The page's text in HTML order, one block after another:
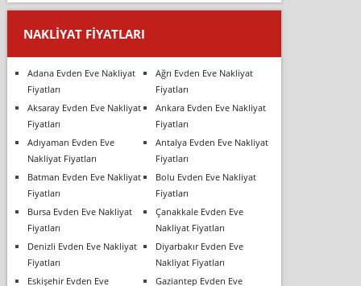
NAKLIYAT FIYATLARI
Adana Evden Eve Nakliyat
Fiyatları
Ağrı Evden Eve Nakliyat
Fiyatları
Aksaray Evden Eve Nakliyat
Fiyatları
Ankara Evden Eve Nakliyat
Fiyatları
Adıyaman Evden Eve
Nakliyat Fiyatları
Antalya Evden Eve Nakliyat
Fiyatları
Batman Evden Eve Nakliyat
Fiyatları
Bolu Evden Eve Nakliyat
Fiyatları
Bursa Evden Eve Nakliyat
Fiyatları
Çanakkale Evden Eve
Nakliyat Fiyatları
Denizli Evden Eve Nakliyat
Fiyatları
Diyarbakır Evden Eve
Nakliyat Fiyatları
Eskişehir Evden Eve
Gaziantep Evden Eve